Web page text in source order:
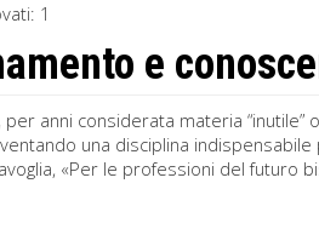
1
e
anni considerata materia
una disciplina
«Per le professioni del futuro